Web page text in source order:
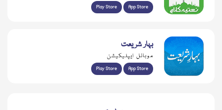
Play Store App Store
بہار شریعت
موبائل ایپلیکیشن
Play Store App Store